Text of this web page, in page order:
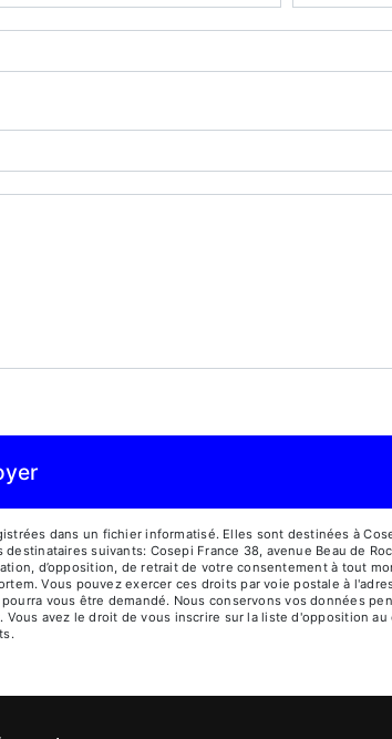
dans un fichier informatisé. Elles sont destinées à
suivants: Cosepi France 38, avenue Beau de
d’opposition, de retrait de votre consentement à tout
Vous pouvez exercer ces droits par voie postale à
vous être demandé. Nous conservons vos données
avez le droit de vous inscrire sur la liste d'opposition